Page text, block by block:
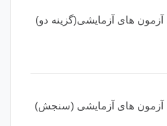
آزمون های آزمایشی(گزینه دو)
آزمون های آزمایشی (سنجش)